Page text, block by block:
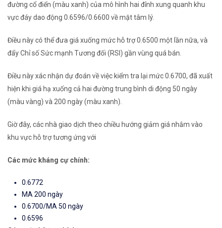
đường cổ điển (màu xanh) của mô hình hai đỉnh xung quanh khu
vực đáy dao động 0.6596/0.6600 về mặt tâm lý.
Điều này có thể đưa giá xuống mức hỗ trợ 0.6500 một lần nữa, và
đẩy Chỉ số Sức mạnh Tương đối (RSI) gần vùng quá bán.
Điều này xác nhận dự đoán về việc kiểm tra lại mức 0.6700, đã xuất
hiện khi giá hạ xuống cả hai đường trung bình di động 50 ngày
(màu vàng) và 200 ngày (màu xanh).
Giờ đây, các nhà giao dịch theo chiều hướng giảm giá nhắm vào
khu vực hỗ trợ tương ứng với
Các mức kháng cự chính:
0.6772
MA 200 ngày
0.6700/MA 50 ngày
0.6596